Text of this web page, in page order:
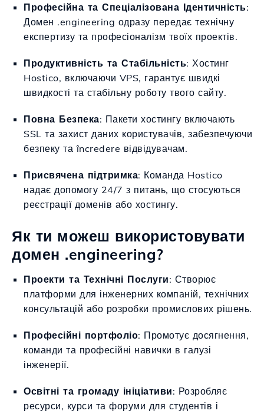
Професійна та Спеціалізована Ідентичність:
Домен .engineering одразу передає технічну
експертизу та професіоналізм твоїх проектів.
Продуктивність та Стабільність: Хостинг
Hostico, включаючи VPS, гарантує швидкі
швидкості та стабільну роботу твого сайту.
Повна Безпека: Пакети хостингу включають
SSL та захист даних користувачів, забезпечуючи
безпеку та încredere відвідувачам.
Присвячена підтримка: Команда Hostico
надає допомогу 24/7 з питань, що стосуються
реєстрації доменів або хостингу.
Як ти можеш використовувати
домен .engineering?
Проекти та Технічні Послуги: Створює
платформи для інженерних компаній, технічних
консультацій або розробки промислових рішень.
Професійні портфоліо: Промотує досягнення,
команди та професійні навички в галузі
інженерії.
Освітні та громаду ініціативи: Розробляє
ресурси, курси та форуми для студентів і